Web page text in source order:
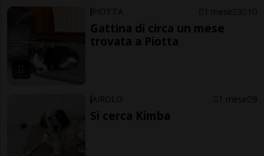
PIOTTA 1 mese 3 10
Gattina di circa un mese
trovata a Piotta
AIROLO 1 mese 9
Si cerca Kimba